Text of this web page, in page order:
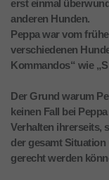
erst einmal
anderen Hunden.
Peppa war vom
verschiedenen
Kommandos“ wie
Der Grund warum
keinen Fall bei
Verhalten ihrerseits,
der gesamt
gerecht werden